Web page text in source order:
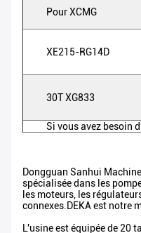
Pour XCMG
XE215-RG14D
30T XG833
Si vous avez besoin
Dongguan Sanhui
spécialisée dans les
les moteurs, les
connexes.DEKA est notre
L'usine est équipée de 20